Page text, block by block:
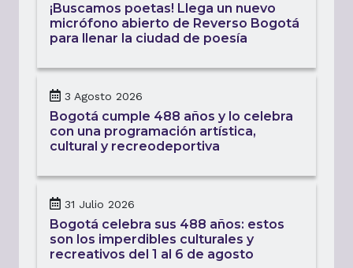
¡Buscamos poetas! Llega un nuevo
micrófono abierto de Reverso Bogotá
para llenar la ciudad de poesía
3 Agosto 2026
Bogotá cumple 488 años y lo celebra
con una programación artística,
cultural y recreodeportiva
31 Julio 2026
Bogotá celebra sus 488 años: estos
son los imperdibles culturales y
recreativos del 1 al 6 de agosto